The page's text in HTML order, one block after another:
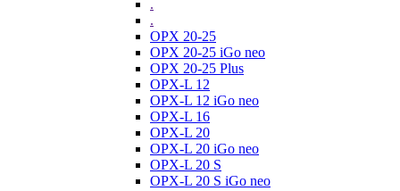
.
.
OPX 20-25
OPX 20-25 iGo neo
OPX 20-25 Plus
OPX-L 12
OPX-L 12 iGo neo
OPX-L 16
OPX-L 20
OPX-L 20 iGo neo
OPX-L 20 S
OPX-L 20 S iGo neo